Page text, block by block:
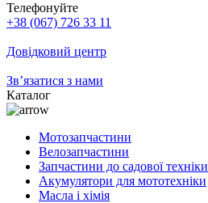
Телефонуйте
+38 (067) 726 33 11
Довідковий центр
Зв’язатися з нами
Каталог
Мотозапчастини
Велозапчастини
Запчастини до садової техніки
Акумулятори для мототехніки
Масла і хімія